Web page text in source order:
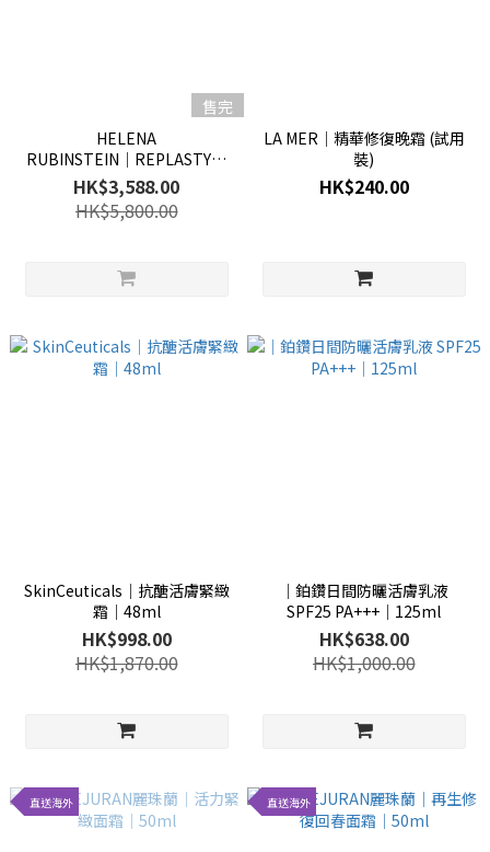
售完
HELENA
RUBINSTEIN│REPLASTY修
復晚霜│100ml
HK$3,588.00
HK$5,800.00
LA MER│精華修復晚霜 (試用
裝)
HK$240.00
SkinCeuticals│抗醣活膚緊緻
霜│48ml
HK$998.00
HK$1,870.00
│鉑鑽日間防曬活膚乳液
SPF25 PA+++│125ml
HK$638.00
HK$1,000.00
直送海外 直送海外